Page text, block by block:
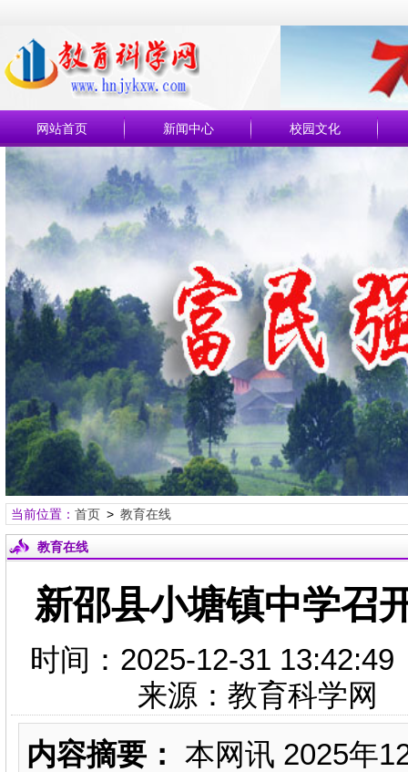
网站首页 新闻中心 校园文化
当前位置： 首页> 教育在线
教育在线
新邵县小塘镇中学召
时间：2025-12-31
来源：教育科学
内容摘要： 本网讯 2025年